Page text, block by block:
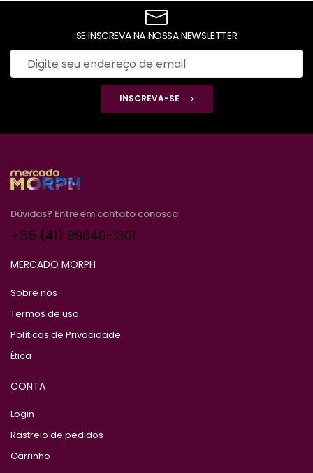
SE INSCREVA NA NOSSA NEWSLETTER
INSCREVA-SE
Dúvidas? Entre em contato conosco
+55 (41) 99640-1301
MERCADO MORPH
Sobre nós
Termos de uso
Políticas de Privacidade
Ética
CONTA
Login
Rastreio de pedidos
Carrinho